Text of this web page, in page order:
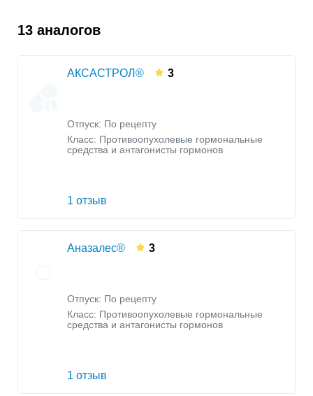
13 аналогов
АКСАСТРОЛ® 3
Отпуск: По рецепту
Класс: Противоопухолевые гормональные
средства и антагонисты гормонов
1 отзыв
Аназалес® 3
Отпуск: По рецепту
Класс: Противоопухолевые гормональные
средства и антагонисты гормонов
1 отзыв